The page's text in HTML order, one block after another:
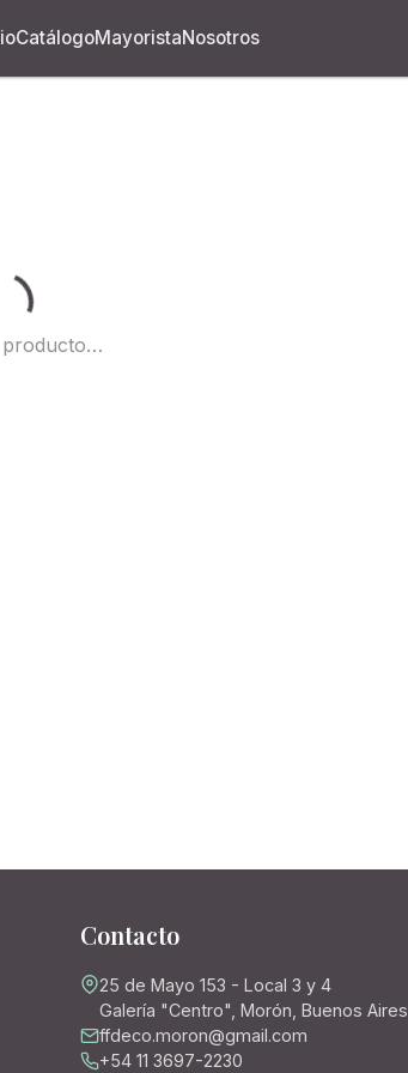
CatálogoMayoristaNosotros
producto…
Contacto
25 de Mayo 153 - Local 3 y 4
Galería "Centro", Morón, Buenos Aires
ffdeco.moron@gmail.com
+54 11 3697-2230